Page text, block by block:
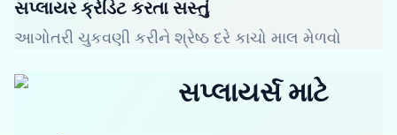
સપ્લાયર ક્રેડિટ કરતા સસ્તું
આગોતરી ચુકવણી કરીને શ્રેષ્ઠ દરે કાચો માલ મેળવો
સપ્લાયર્સ માટે